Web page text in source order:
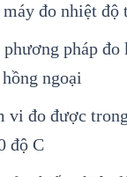
máy đo nhiệt độ
phương pháp đo
ngoại
vi đo được
độ C